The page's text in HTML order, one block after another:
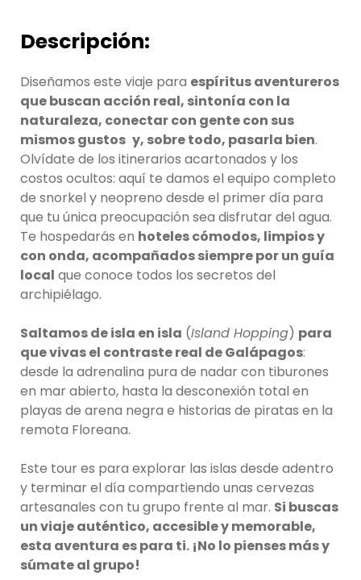
Descripción:
Diseñamos este viaje para espíritus aventureros
que buscan acción real, sintonía con la
naturaleza, conectar con gente con sus
mismos gustos y, sobre todo, pasarla bien.
Olvídate de los itinerarios acartonados y los
costos ocultos: aquí te damos el equipo completo
de snorkel y neopreno desde el primer día para
que tu única preocupación sea disfrutar del agua.
Te hospedarás en hoteles cómodos, limpios y
con onda, acompañados siempre por un guía
local que conoce todos los secretos del
archipiélago.
Saltamos de isla en isla (Island Hopping) para
que vivas el contraste real de Galápagos:
desde la adrenalina pura de nadar con tiburones
en mar abierto, hasta la desconexión total en
playas de arena negra e historias de piratas en la
remota Floreana.
Este tour es para explorar las islas desde adentro
y terminar el día compartiendo unas cervezas
artesanales con tu grupo frente al mar. Si buscas
un viaje auténtico, accesible y memorable,
esta aventura es para ti. ¡No lo pienses más y
súmate al grupo!